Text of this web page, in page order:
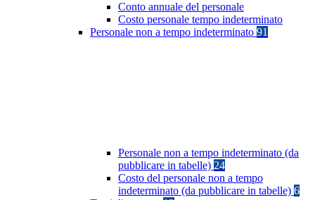
Conto annuale del personale
Costo personale tempo indeterminato
Personale non a tempo indeterminato 91
Personale non a tempo indeterminato (da
pubblicare in tabelle) 24
Costo del personale non a tempo
indeterminato (da pubblicare in tabelle) 6